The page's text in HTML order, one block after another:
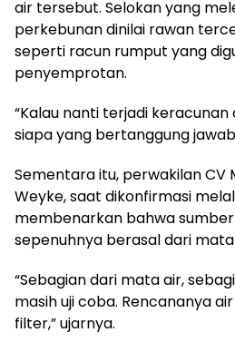
air tersebut. Selokan yang
perkebunan dinilai rawan
seperti racun rumput yang
penyemprotan.
“Kalau nanti terjadi
siapa yang bertanggung
Sementara itu, perwakilan CV
Weyke, saat dikonfirmasi
membenarkan bahwa
sepenuhnya berasal dari
“Sebagian dari mata air,
masih uji coba. Rencananya
filter,” ujarnya.